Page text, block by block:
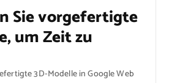
Sie vorgefertigte
um Zeit zu
3D-Modelle in Google Web